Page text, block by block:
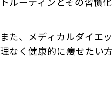
また、メディカルダイエ
理なく健康的に痩せたい